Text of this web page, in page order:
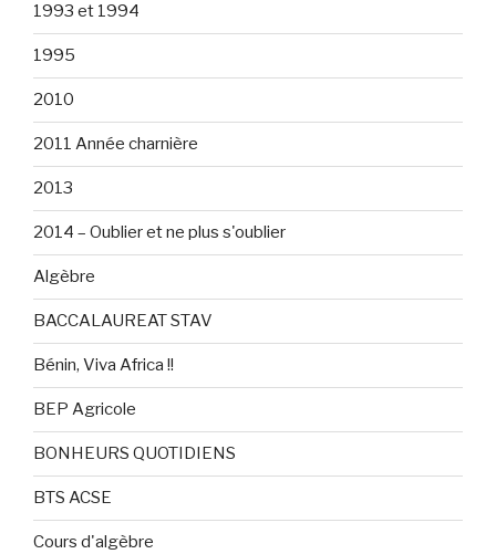
1993 et 1994
1995
2010
2011 Année charnière
2013
2014 – Oublier et ne plus s'oublier
Algèbre
BACCALAUREAT STAV
Bénin, Viva Africa !!
BEP Agricole
BONHEURS QUOTIDIENS
BTS ACSE
Cours d'algèbre